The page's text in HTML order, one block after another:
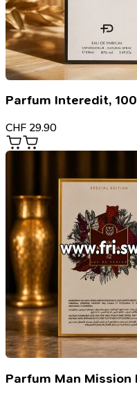
Parfum Interedit,
CHF 29.90
Parfum Man Mission